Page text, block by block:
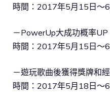
時間：2017年5月15日～
－PowerUp大成功概率UP
時間：2017年5月15日～
－遊玩歌曲後獲得獎牌和
時間：2017年5月18日～